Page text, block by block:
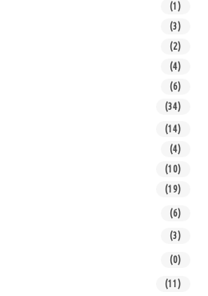
(1)
(3)
(2)
(4)
(6)
(34)
(14)
(4)
(10)
(19)
(6)
(3)
(0)
(11)